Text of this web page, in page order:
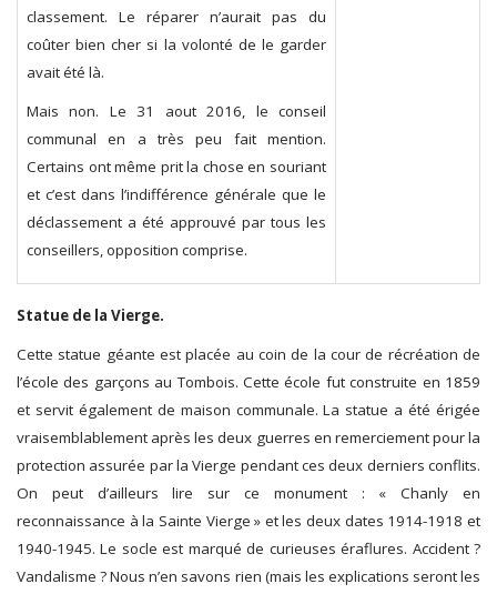
classement. Le réparer n’aurait pas du
coûter bien cher si la volonté de le garder
avait été là.
Mais non. Le 31 aout 2016, le conseil
communal en a très peu fait mention.
Certains ont même prit la chose en souriant
et c’est dans l’indifférence générale que le
déclassement a été approuvé par tous les
conseillers, opposition comprise.
Statue de la Vierge.
Cette statue géante est placée au coin de la cour de récréation de
l’école des garçons au Tombois. Cette école fut construite en 1859
et servit également de maison communale. La statue a été érigée
vraisemblablement après les deux guerres en remerciement pour la
protection assurée par la Vierge pendant ces deux derniers conflits.
On peut d’ailleurs lire sur ce monument : « Chanly en
reconnaissance à la Sainte Vierge » et les deux dates 1914-1918 et
1940-1945. Le socle est marqué de curieuses éraflures. Accident ?
Vandalisme ? Nous n’en savons rien (mais les explications seront les